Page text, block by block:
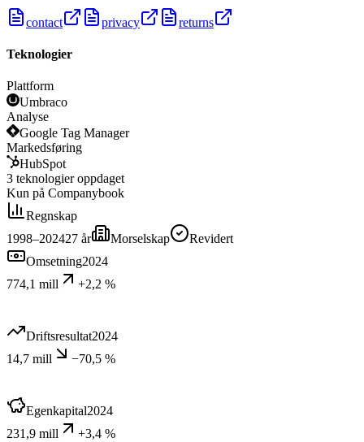
contact privacy returns
Teknologier
Plattform
Umbraco
Analyse
Google Tag Manager
Markedsføring
HubSpot
3 teknologier oppdaget
Kun på Companybook
Regnskap
1998–202427 år Morselskap
Revidert
Omsetning2024
774,1 mill
+2,2 %
Driftsresultat2024
14,7 mill
−70,5 %
Egenkapital2024
231,9 mill
+3,4 %